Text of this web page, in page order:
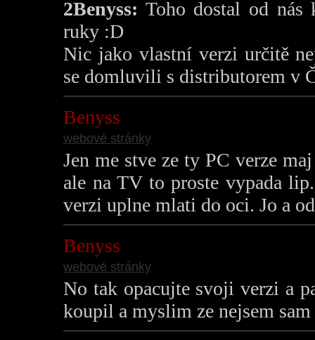
2Benyss: Toho dostal od nás
ruky :D
Nic jako vlastní verzi určitě
se domluvili s distributorem v
Benyss
webové stránky
Jen me stve ze ty PC verze
ale na TV to proste vypada
verzi uplne mlati do oci. Jo a
Benyss
webové stránky
No tak opacujte svoji verzi a
koupil a myslim ze nejsem